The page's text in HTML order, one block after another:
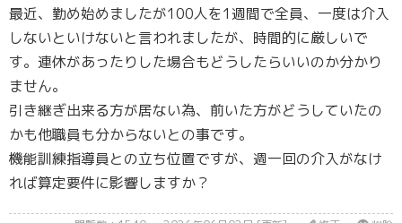
最近、勤め始めましたが100人を1週間で全員、一度は介入
しないといけないと言われましたが、時間的に厳しいで
す。連休があったりした場合もどうしたらいいのか分かり
ません。
引き継ぎ出来る方が居ない為、前いた方がどうしていたの
かも他職員も分からないとの事です。
機能訓練指導員との立ち位置ですが、週一回の介入がなけ
れば算定要件に影響しますか？